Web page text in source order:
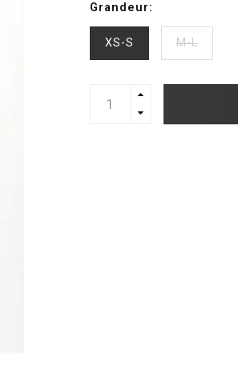
Grandeur:
XS-S M-L